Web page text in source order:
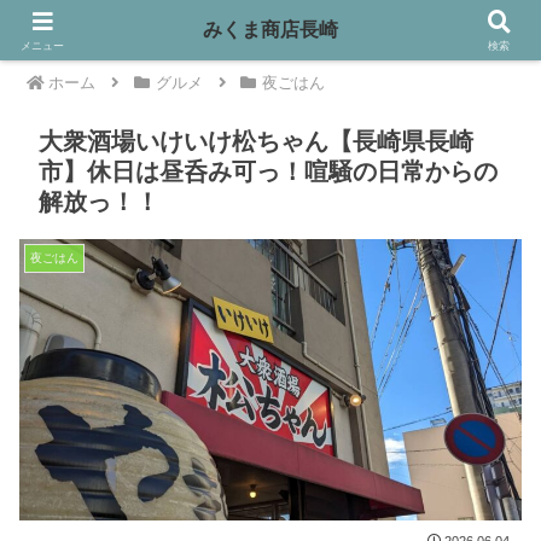
ホーム グルメ 夜ごはん
大衆酒場いけいけ松ちゃん【長崎県長崎
市】休日は昼呑み可っ！喧騒の日常からの
解放っ！！
夜ごはん
メニュー
みくま商店長崎
検索